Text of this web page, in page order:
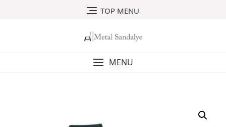
TOP MENU
MENU